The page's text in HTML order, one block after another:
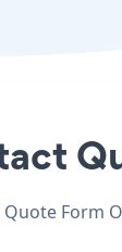
Form